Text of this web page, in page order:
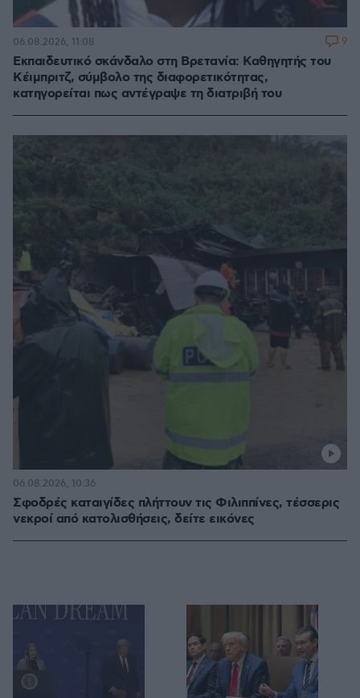
Εκπαιδευτικό σκάνδαλο στη Βρετανία: Καθηγητής του
Κέιμπριτζ, σύμβολο της διαφορετικότητας,
κατηγορείται πως αντέγραψε τη διατριβή του
06.08.2026, 11:08 9
Σφοδρές καταιγίδες πλήττουν τις Φιλιππίνες, τέσσερις
νεκροί από κατολισθήσεις, δείτε εικόνες
06.08.2026, 10:36